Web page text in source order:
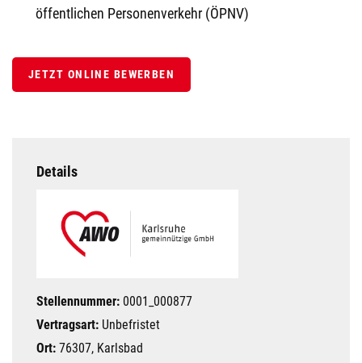
Details
Stellennummer: 0001_000877
Vertragsart: Unbefristet
Ort: 76307, Karlsbad
öffentlichen Personenverkehr (ÖPNV)
JETZT ONLINE BEWERBEN